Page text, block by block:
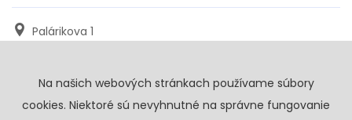
Palárikova 1
+421 905 117 923
info@profy.sk
Na našich webových stránkach používame súbory
cookies. Niektoré sú nevyhnutné na správne fungovanie